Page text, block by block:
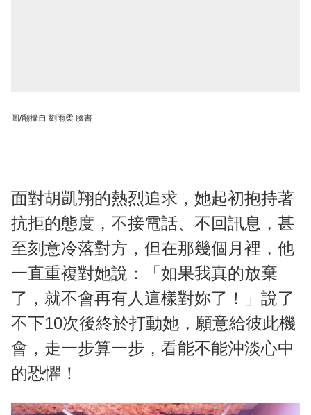
圖/翻攝自 劉雨柔 臉書
面對胡凱翔的熱烈追求，她起初抱持著
抗拒的態度，不接電話、不回訊息，甚
至刻意冷落對方，但在那幾個月裡，他
一直重複對她說：「如果我真的放棄
了，就不會再有人這樣對妳了！」說了
不下10次後終於打動她，願意給彼此機
會，走一步算一步，看能不能沖淡心中
的恐懼！